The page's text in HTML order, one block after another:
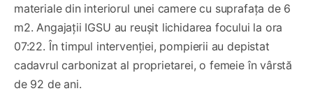
materiale din interiorul unei camere cu suprafața de 6
m2. Angajații IGSU au reușit lichidarea focului la ora
07:22. În timpul intervenției, pompierii au depistat
cadavrul carbonizat al proprietarei, o femeie în vârstă
de 92 de ani.